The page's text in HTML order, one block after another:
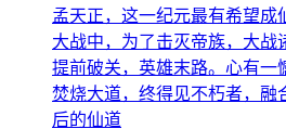
孟天正，这一纪元最有希望成
大战中，为了击灭帝族，大战
提前破关，英雄末路。心有一
焚烧大道，终得见不朽者，融
后的仙道